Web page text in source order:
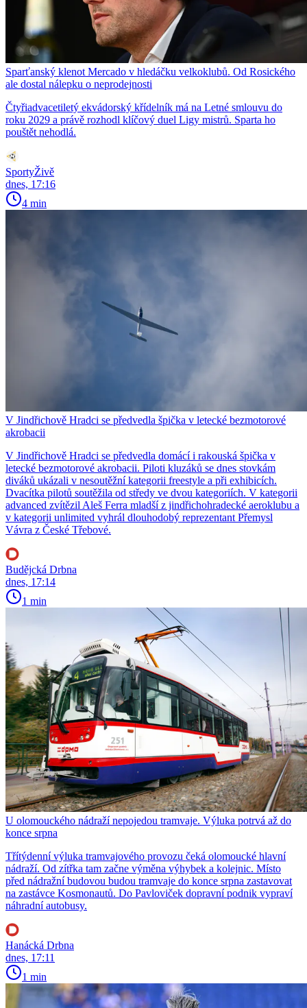
Sparťanský klenot Mercado v hledáčku velkoklubů. Od Rosického
ale dostal nálepku o neprodejnosti
Čtyřiadvacetiletý ekvádorský křídelník má na Letné smlouvu do
roku 2029 a právě rozhodl klíčový duel Ligy mistrů. Sparta ho
pouštět nehodlá.
SportyŽivě
dnes, 17:16
4 min
V Jindřichově Hradci se předvedla špička v letecké bezmotorové
akrobacii
V Jindřichově Hradci se předvedla domácí i rakouská špička v
letecké bezmotorové akrobacii. Piloti kluzáků se dnes stovkám
diváků ukázali v nesoutěžní kategorii freestyle a při exhibicích.
Dvacítka pilotů soutěžila od středy ve dvou kategoriích. V kategorii
advanced zvítězil Aleš Ferra mladší z jindřichohradecké aeroklubu a
v kategorii unlimited vyhrál dlouhodobý reprezentant Přemysl
Vávra z České Třebové.
Budějcká Drbna
dnes, 17:14
1 min
U olomouckého nádraží nepojedou tramvaje. Výluka potrvá až do
konce srpna
Třítýdenní výluka tramvajového provozu čeká olomoucké hlavní
nádraží. Od zítřka tam začne výměna výhybek a kolejnic. Místo
před nádražní budovou budou tramvaje do konce srpna zastavovat
na zastávce Kosmonautů. Do Pavloviček dopravní podnik vypraví
náhradní autobusy.
Hanácká Drbna
dnes, 17:11
1 min